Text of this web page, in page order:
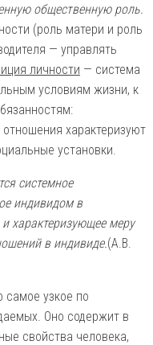
общественную роль.
(роль матери и роль
— управлять
личности — система
условиям жизни, к
характеризуют
установки.
системное
индивидом в
характеризующее меру
в индивиде.(А.В.
узкое по
Оно содержит в
свойства человека,